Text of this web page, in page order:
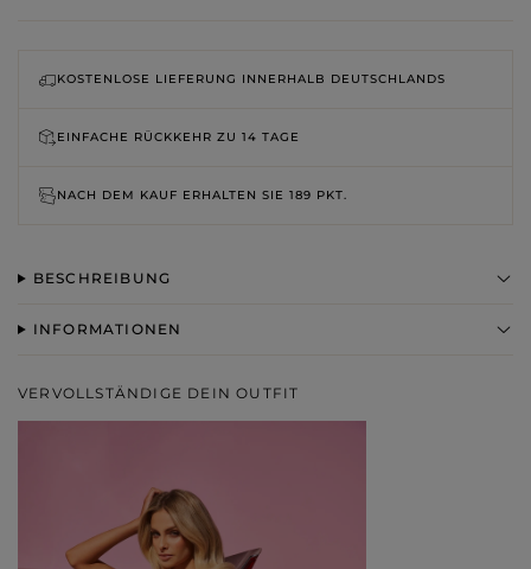
KOSTENLOSE LIEFERUNG INNERHALB DEUTSCHLANDS
EINFACHE RÜCKKEHR ZU 14 TAGE
NACH DEM KAUF ERHALTEN SIE 189 PKT.
BESCHREIBUNG
INFORMATIONEN
VERVOLLSTÄNDIGE DEIN OUTFIT